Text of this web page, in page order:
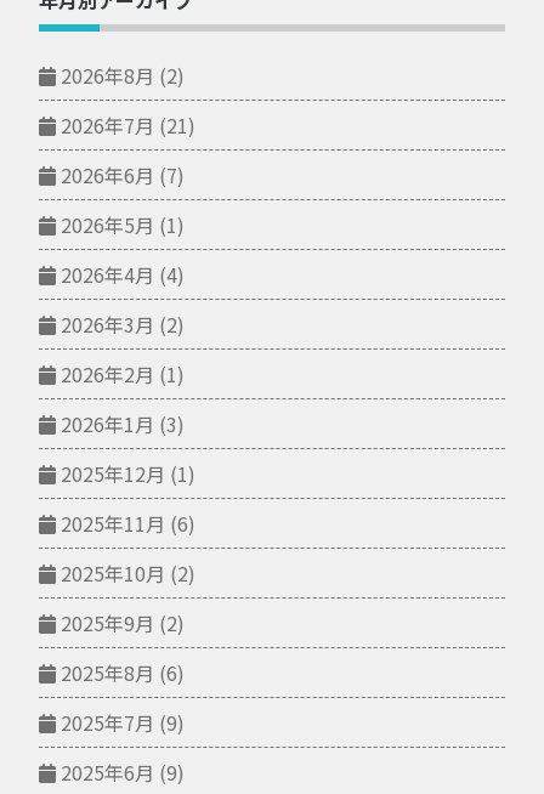
2026年8月 (2)
2026年7月 (21)
2026年6月 (7)
2026年5月 (1)
2026年4月 (4)
2026年3月 (2)
2026年2月 (1)
2026年1月 (3)
2025年12月 (1)
2025年11月 (6)
2025年10月 (2)
2025年9月 (2)
2025年8月 (6)
2025年7月 (9)
2025年6月 (9)